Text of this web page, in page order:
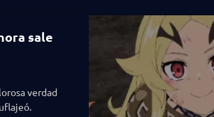
sale
verdad